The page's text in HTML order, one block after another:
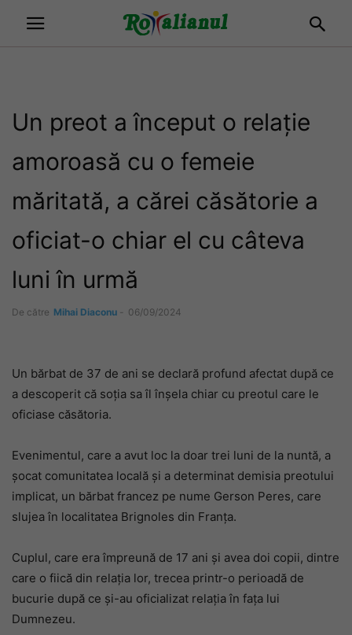
Un preot a început o relație
amoroasă cu o femeie
măritată, a cărei căsătorie a
oficiat-o chiar el cu câteva
luni în urmă
De către Mihai Diaconu - 06/09/2024
Un bărbat de 37 de ani se declară profund afectat după ce
a descoperit că soția sa îl înșela chiar cu preotul care le
oficiase căsătoria.
Evenimentul, care a avut loc la doar trei luni de la nuntă, a
șocat comunitatea locală și a determinat demisia preotului
implicat, un bărbat francez pe nume Gerson Peres, care
slujea în localitatea Brignoles din Franța.
Cuplul, care era împreună de 17 ani și avea doi copii, dintre
care o fiică din relația lor, trecea printr-o perioadă de
bucurie după ce și-au oficializat relația în fața lui
Dumnezeu.